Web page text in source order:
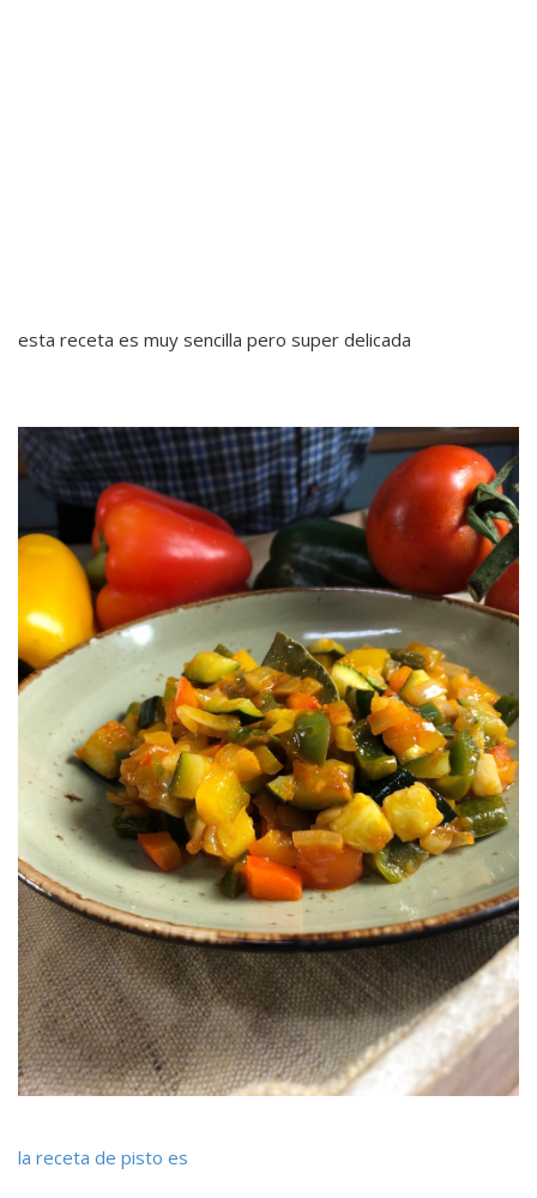
esta receta es muy sencilla pero super delicada
la receta de pisto es